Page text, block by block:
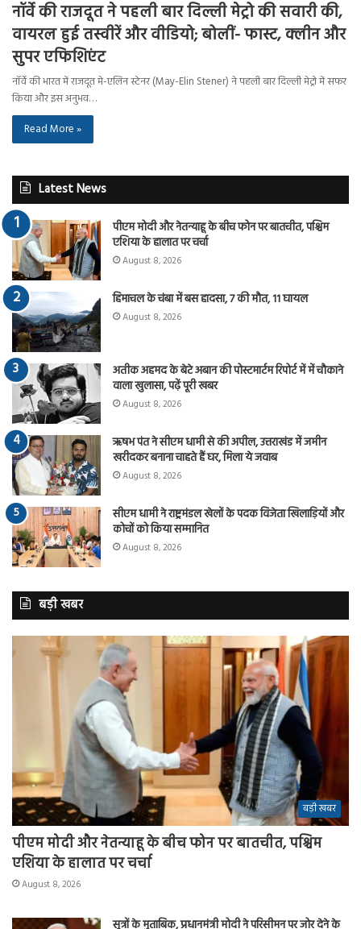
नॉर्वे की राजदूत ने पहली बार दिल्ली मेट्रो की सवारी की,
वायरल हुई तस्वीरें और वीडियो; बोलीं- फास्ट, क्लीन और
सुपर एफिशिएंट
नॉर्वे की भारत में राजदूत मे-एलिन स्टेनर (May-Elin Stener) ने पहली बार दिल्ली मेट्रो में सफर
किया और इस अनुभव…
Read More »
Latest News
पीएम मोदी और नेतन्याहू के बीच फोन पर बातचीत, पश्चिम
एशिया के हालात पर चर्चा
August 8, 2026
हिमाचल के चंबा में बस हादसा, 7 की मौत, 11 घायल
August 8, 2026
अतीक अहमद के बेटे अबान की पोस्टमार्टम रिपोर्ट में में चौकाने
वाला खुलासा, पढ़ें पूरी खबर
August 8, 2026
ऋषभ पंत ने सीएम धामी से की अपील, उत्तराखंड में जमीन
खरीदकर बनाना चाहते हैं घर, मिला ये जवाब
August 8, 2026
सीएम धामी ने राष्ट्रमंडल खेलों के पदक विजेता खिलाड़ियों और
कोचों को किया सम्मानित
August 8, 2026
बड़ी खबर
बड़ी खबर
पीएम मोदी और नेतन्याहू के बीच फोन पर बातचीत, पश्चिम
एशिया के हालात पर चर्चा
August 8, 2026
सूत्रों के मुताबिक, प्रधानमंत्री मोदी ने परिसीमन पर जोर देने के